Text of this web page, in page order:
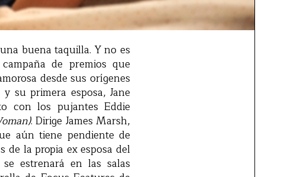
buena taquilla. Y no es
de premios que
desde sus orígenes
su primera esposa, Jane
con los pujantes Eddie
. Dirige James Marsh,
aún tiene pendiente de
de la propia ex esposa del
estrenará en las salas